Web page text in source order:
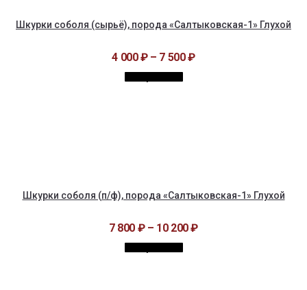
Шкурки соболя (сырьё), порода «Салтыковская-1» Глухой
4 000₽– 7 500₽
Шкурки соболя (п/ф), порода «Салтыковская-1» Глухой
7 800 ₽– 10 200₽
Выбрать ...